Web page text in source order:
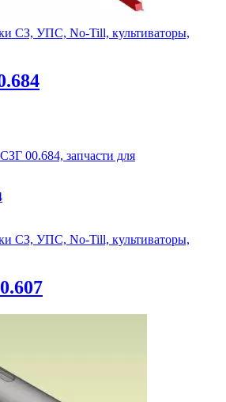
СЗ, УПС, No-Till, культиваторы,
00.684, запчасти для
СЗ, УПС, No-Till, культиваторы,